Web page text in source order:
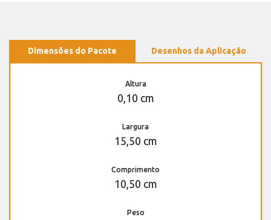
Dimensões do Pacote Desenhos da Aplicação
Altura
0,10 cm
Largura
15,50 cm
Comprimento
10,50 cm
Peso